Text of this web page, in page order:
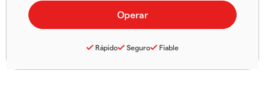
Rápido Seguro Fiable